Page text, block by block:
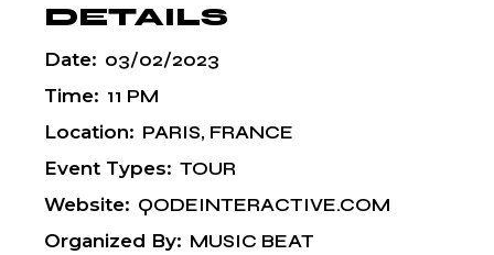
DETAILS
Date: 03/02/2023
Time: 11 PM
Location: PARIS, FRANCE
Event Types: TOUR
Website: QODEINTERACTIVE.COM
Organized By: MUSIC BEAT